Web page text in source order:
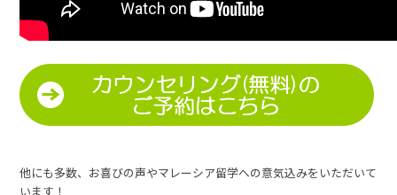
他にも多数、お喜びの声やマレーシア留学への意気込みをいただいて
います！